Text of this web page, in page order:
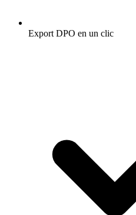
Export DPO en un clic